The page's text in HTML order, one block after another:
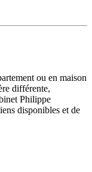
ou en maison
différente,
Philippe
disponibles et de